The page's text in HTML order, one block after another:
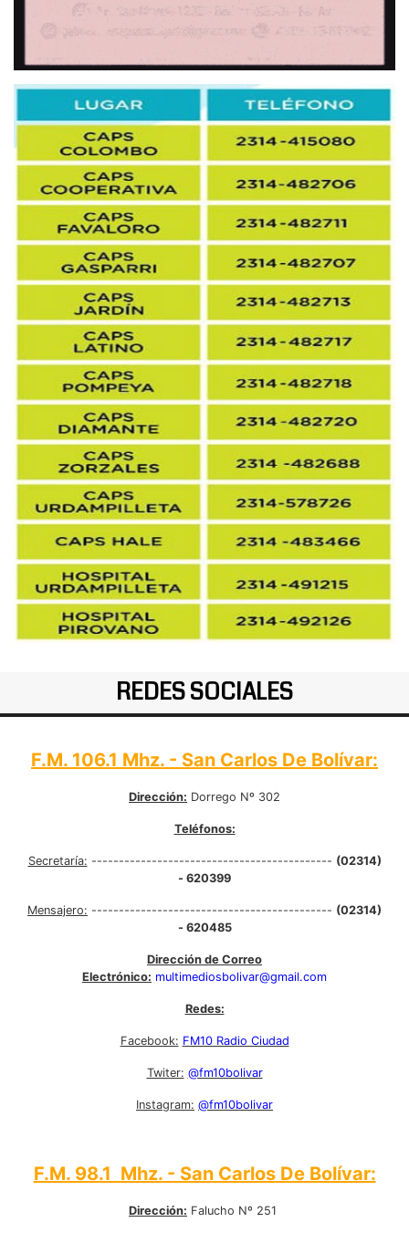
REDES SOCIALES
F.M. 106.1 Mhz. - San Carlos De Bolívar:
Dirección: Dorrego Nº 302
Teléfonos:
Secretaría: -------------------------------------------- (02314)
- 620399
Mensajero: -------------------------------------------- (02314)
- 620485
Dirección de Correo
Electrónico: multimediosbolivar@gmail.com
Redes:
Facebook: FM10 Radio Ciudad
Twiter: @fm10bolivar
Instagram: @fm10bolivar
F.M. 98.1 Mhz. - San Carlos De Bolívar:
Dirección: Falucho Nº 251